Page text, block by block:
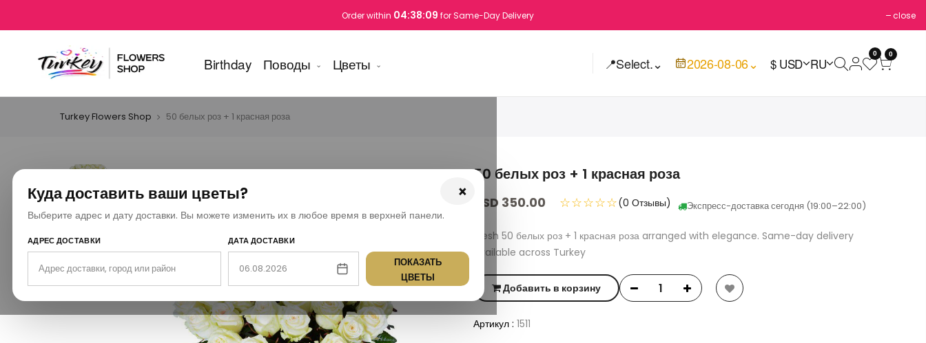
Order within 04:38:09 for Same-Day Delivery close
Birthday Поводы Цветы 📍Select.⌄ 2026-08-06⌄ $ USD RU
0 0
×
Куда доставить ваши цветы?
Выберите адрес и дату доставки. Вы можете изменить их в любое время в верхней панели.
АДРЕС ДОСТАВКИ ДАТА ДОСТАВКИ
ПОКАЗАТЬ
ЦВЕТЫ
Turkey Flowers Shop 50 белых роз + 1 красная роза
50 белых роз + 1 красная роза
USD 350.00 Экспресс-доставка сегодня (19:00–22:00)
☆☆☆☆☆(0 Отзывы)
Fresh 50 белых роз + 1 красная роза arranged with elegance. Same-day delivery
available across Turkey
Добавить в корзину
Артикул : 1511